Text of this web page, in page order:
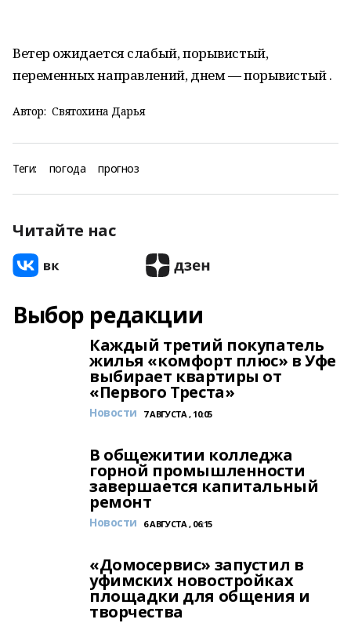
Ветер ожидается слабый, порывистый,
переменных направлений, днем — порывистый .
Автор: Святохина Дарья
Теги: погода прогноз
Читайте нас
Выбор редакции
Каждый третий покупатель
жилья «комфорт плюс» в Уфе
выбирает квартиры от
«Первого Треста»
Новости 7 АВГУСТА , 10:05
В общежитии колледжа
горной промышленности
завершается капитальный
ремонт
Новости 6 АВГУСТА , 06:15
«Домосервис» запустил в
уфимских новостройках
площадки для общения и
творчества